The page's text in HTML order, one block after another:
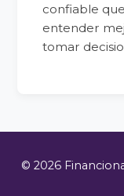
confiable
entender
tomar
© 2026